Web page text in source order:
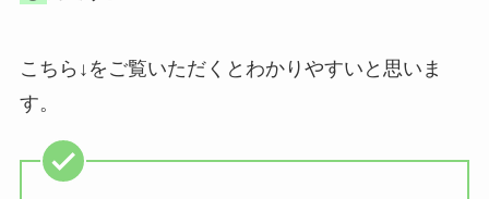
こちら↓をご覧いただくとわかりやすいと思いま
す。